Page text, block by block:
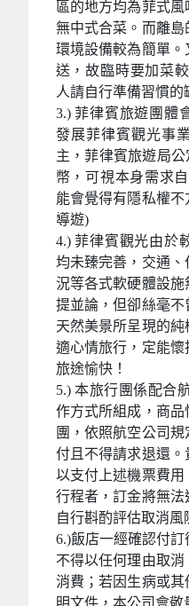
區的地方均為菲式
無中式合菜。而離
環境設備較為簡單
送，故臨時要加菜
人請自行準備習慣的
3.) 菲律賓旅遊團體
發展菲律賓觀光事
主，菲律賓旅遊局公
幣，可視本身需求
能會覺得有隱私權
導遊)
4.) 菲律賓觀光由於
均未臻完善，交通
況等各式軟硬體設
提並論，但卻絲毫
天然美景所呈現的
適心情旅行，定能
旅途愉快！
5.) 本旅行團係配合
作方式所組成，商
團，依照航空公司
付且不得請求退還。
以支付上述機票費
行程者，訂金將無法
自行斟酌評估取消風
6.)飯店一經確認付
不得以任何理由取
消費；若因生病或